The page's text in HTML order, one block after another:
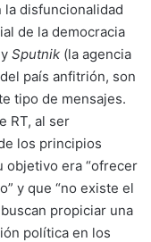
la disfuncionalidad
de la democracia
Sputnik (la agencia
país anfitrión, son
tipo de mensajes.
RT, al ser
los principios
objetivo era “ofrecer
y que “no existe el
propiciar una
política en los